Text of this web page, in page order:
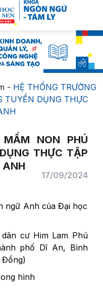
- HỆ THỐNG TRƯỜNG
TUYỂN DỤNG THỰC
MẦM NON PHÚ
THỰC TẬP
ANH
17/09/2024
ngữ Anh của Đại học
cư Him Lam Phú
phố Dĩ An, Bình
Đồng)
hình